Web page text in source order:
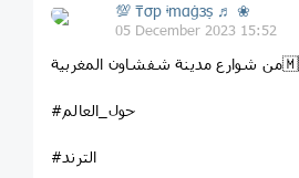
💯 ₸σp ᶤmαġзṣ ♬ ❀
05 December 2023 15:52
#حول_العالم
#الترند